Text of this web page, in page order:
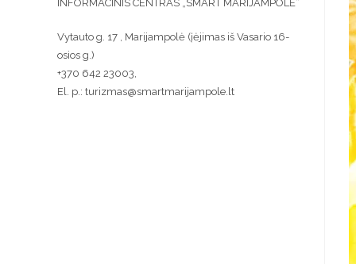
INFORMACINIS CENTRAS „SMART MARIJAMPOLĖ“
Vytauto g. 17 , Marijampolė (įėjimas iš Vasario 16-
osios g.)
+370 642 23003,
El. p.: turizmas@smartmarijampole.lt